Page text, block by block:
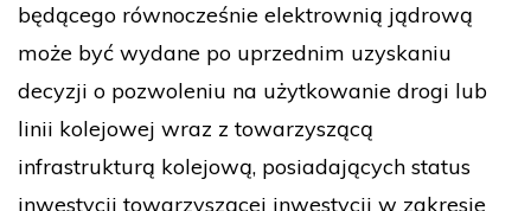
będącego równocześnie elektrownią jądrową
może być wydane po uprzednim uzyskaniu
decyzji o pozwoleniu na użytkowanie drogi lub
linii kolejowej wraz z towarzyszącą
infrastrukturą kolejową, posiadających status
inwestycji towarzyszącej inwestycji w zakresie